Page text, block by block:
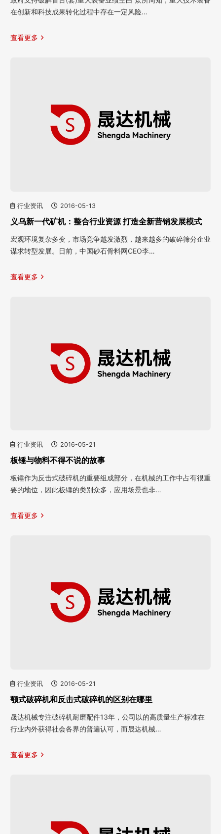
在创新和科技成果转化过程中存在一定风险…
查看更多
行业资讯 2016-05-13
义乌新一代矿机：整合行业资源 打造全新营销发展模式
宏观环境复杂多变，市场竞争越发激烈，越来越多的破碎筛分企业
谋求转型发展。日前，中国砂石骨料网CEO李…
查看更多
行业资讯 2016-05-21
板锤与物料不得不说的故事
板锤作为反击式破碎机的重要组成部分，在机械的工作中占有很重
要的地位，因此板锤的类别众多，应用场景也非…
查看更多
行业资讯 2016-05-21
颚式破碎机和反击式破碎机的区别在哪里
晟达机械专注破碎机耐磨配件13年，公司以的高质量生产标准在
行业内外获得社会各界的普遍认可，而晟达机械…
查看更多